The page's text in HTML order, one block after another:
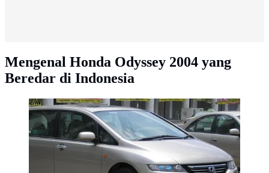
Mengenal Honda Odyssey 2004 yang
Beredar di Indonesia
Honda Odyssey Generasi Ketiga (2003) (Photo by
Two Hundred Percent)